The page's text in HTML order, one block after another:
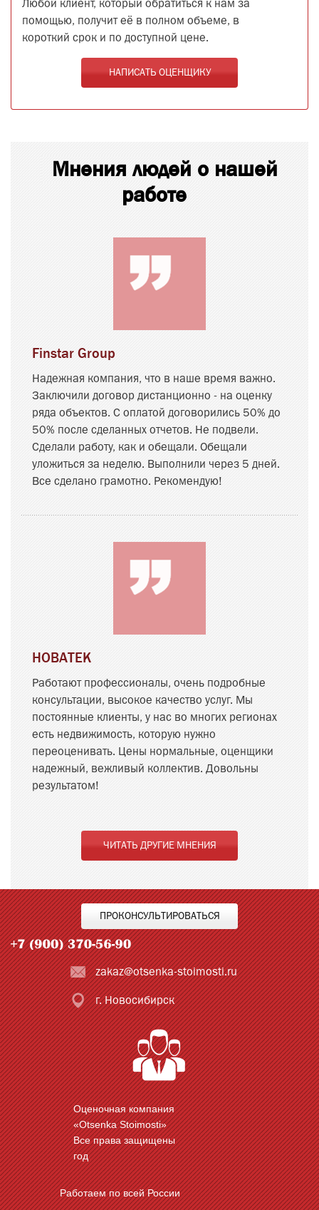
Любой клиент, который обратиться к нам за
помощью, получит её в полном объеме, в
короткий срок и по доступной цене.
НАПИСАТЬ ОЦЕНЩИКУ
Мнения людей о нашей
работе
Finstar Group
Надежная компания, что в наше время важно.
Заключили договор дистанционно - на оценку
ряда объектов. С оплатой договорились 50% до
50% после сделанных отчетов. Не подвели.
Сделали работу, как и обещали. Обещали
уложиться за неделю. Выполнили через 5 дней.
Все сделано грамотно. Рекомендую!
НОВАТЕК
Работают профессионалы, очень подробные
консультации, высокое качество услуг. Мы
постоянные клиенты, у нас во многих регионах
есть недвижимость, которую нужно
переоценивать. Цены нормальные, оценщики
надежный, вежливый коллектив. Довольны
результатом!
ЧИТАТЬ ДРУГИЕ МНЕНИЯ
ПРОКОНСУЛЬТИРОВАТЬСЯ
zakaz@otsenka-stoimosti.ru
г. Новосибирск
Оценочная компания
«Otsenka Stoimosti»
Все права защищены
год
Работаем по всей России